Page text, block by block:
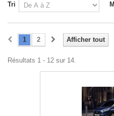
Tri
Afficher tout
1 2
Résultats 1 - 12 sur 14.